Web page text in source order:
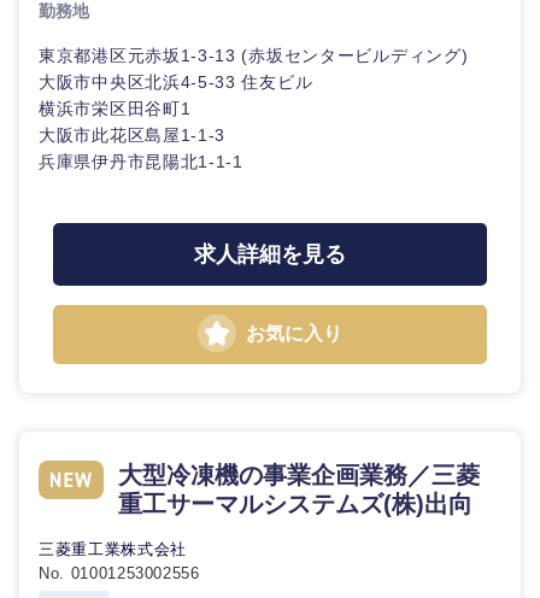
勤務地
東京都港区元赤坂1-3-13 (赤坂センタービルディング)
大阪市中央区北浜4-5-33 住友ビル
横浜市栄区田谷町1
大阪市此花区島屋1-1-3
兵庫県伊丹市昆陽北1-1-1
求人詳細を見る
お気に入り
大型冷凍機の事業企画業務／三菱
重工サーマルシステムズ(株)出向
三菱重工業株式会社
No. 01001253002556